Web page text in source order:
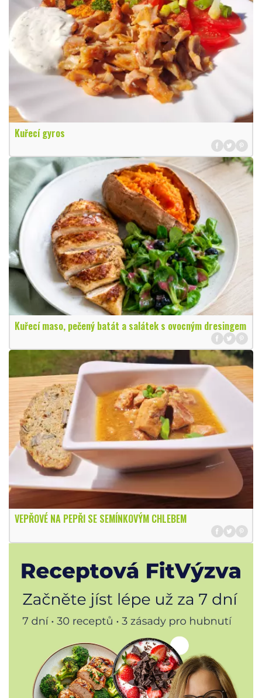
Kuřecí gyros
Kuřecí maso, pečený batát a salátek s ovocným dresingem
VEPŘOVÉ NA PEPŘI SE SEMÍNKOVÝM CHLEBEM